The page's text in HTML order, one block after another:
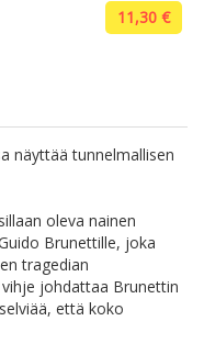
11,30 €
näyttää tunnelmallisen
oleva nainen
Brunettille, joka
tragedian
johdattaa Brunettin
että koko